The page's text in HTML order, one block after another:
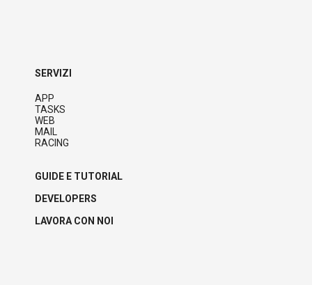
SERVIZI
APP
TASKS
WEB
MAIL
RACING
GUIDE E TUTORIAL
DEVELOPERS
LAVORA CON NOI